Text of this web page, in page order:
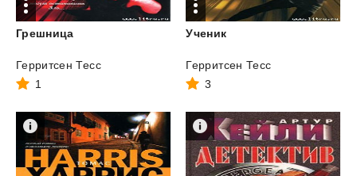
Грешница
Герритсен Тесс
1
Ученик
Герритсен Тесс
3